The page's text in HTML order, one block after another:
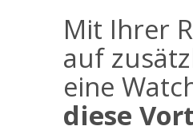
Mit Ihrer
auf
eine
diese